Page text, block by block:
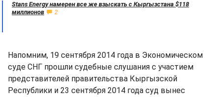
Stans Energy намерен все же взыскать с Кыргызстана $118
миллионов
2
Напомним, 19 сентября 2014 года в Экономическом
суде СНГ прошли судебные слушания с участием
представителей правительства Кыргызской
Республики и 23 сентября 2014 года суд вынес